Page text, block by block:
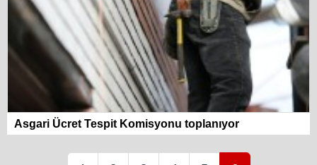
Asgari Ücret Tespit Komisyonu toplanıyor